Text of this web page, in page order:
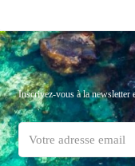
Inscrivez-vous à la newsletter